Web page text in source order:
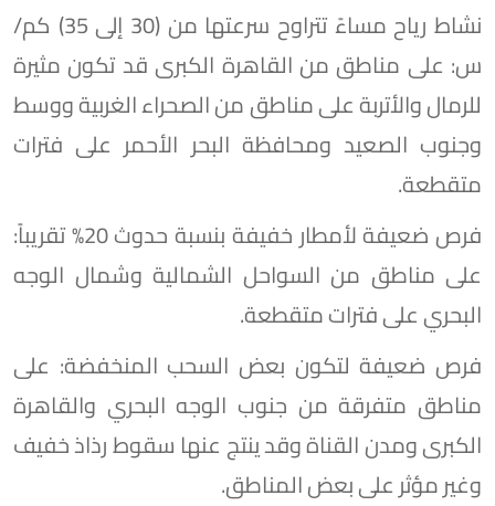
​نشاط رياح مساءً تتراوح سرعتها من (30 إلى 35) كم/
س: على مناطق من القاهرة الكبرى قد تكون مثيرة
للرمال والأتربة على مناطق من الصحراء الغربية ووسط
وجنوب الصعيد ومحافظة البحر الأحمر على فترات
متقطعة.
​فرص ضعيفة لأمطار خفيفة بنسبة حدوث 20% تقريباً:
على مناطق من السواحل الشمالية وشمال الوجه
البحري على فترات متقطعة.
​فرص ضعيفة لتكون بعض السحب المنخفضة: على
مناطق متفرقة من جنوب الوجه البحري والقاهرة
الكبرى ومدن القناة وقد ينتج عنها سقوط رذاذ خفيف
وغير مؤثر على بعض المناطق.